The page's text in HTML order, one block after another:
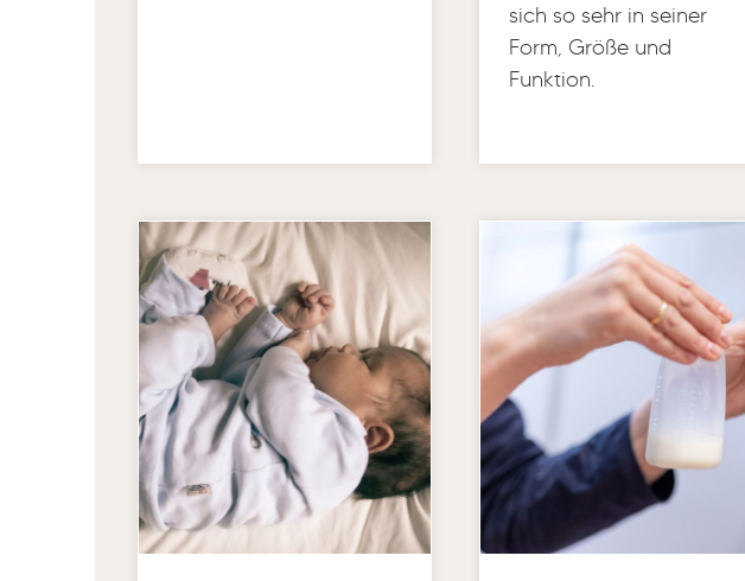
sich so sehr in seiner
Form, Größe und
Funktion.